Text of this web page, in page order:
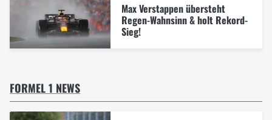
Max Verstappen übersteht
Regen-Wahnsinn & holt Rekord-
Sieg!
FORMEL 1 NEWS